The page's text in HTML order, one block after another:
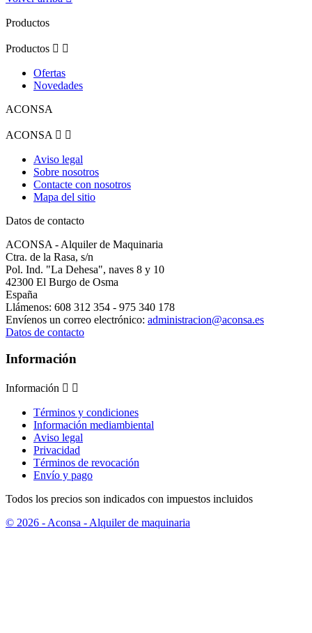
Productos
Productos  
Ofertas
Novedades
ACONSA
ACONSA  
Aviso legal
Sobre nosotros
Contacte con nosotros
Mapa del sitio
Datos de contacto
ACONSA - Alquiler de Maquinaria
Ctra. de la Rasa, s/n
Pol. Ind. "La Dehesa", naves 8 y 10
42300 El Burgo de Osma
España
Llámenos: 608 312 354 - 975 340 178
Envíenos un correo electrónico: administracion@aconsa.es
Datos de contacto
Información
Información  
Términos y condiciones
Información mediambiental
Aviso legal
Privacidad
Términos de revocación
Envío y pago
Todos los precios son indicados con impuestos incluidos
© 2026 - Aconsa - Alquiler de maquinaria